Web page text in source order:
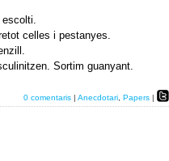
escolti.
celles i pestanyes.
Sortim guanyant.
0 comentaris | Anecdotari, Papers |